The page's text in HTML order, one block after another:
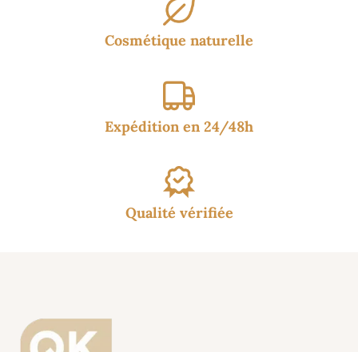
Cosmétique naturelle
Expédition en 24/48h
Qualité vérifiée